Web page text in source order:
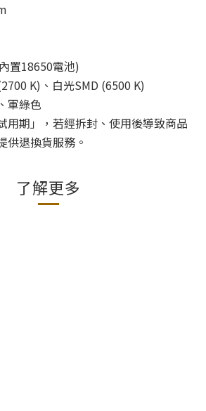
置18650電池)
K)、白光SMD (6500 K)
軍綠色
期」，若經拆封、使用後導致商品
供退換貨服務。
了解更多